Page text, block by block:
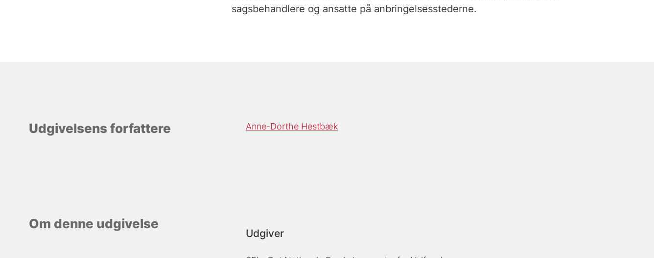
sagsbehandlere og ansatte på anbringelsesstederne.
Udgivelsens forfattere Anne-Dorthe Hestbæk
Om denne udgivelse
Udgiver